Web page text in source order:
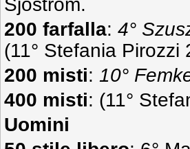
Sjostrom.
200 farfalla: 4°
(11° Stefania Pirozzi
200 misti: 10°
400 misti: (11°
Uomini